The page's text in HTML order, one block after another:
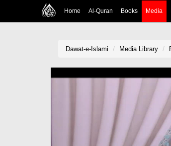
Home Al-Quran Books Media
Dawat-e-Islami Media Library